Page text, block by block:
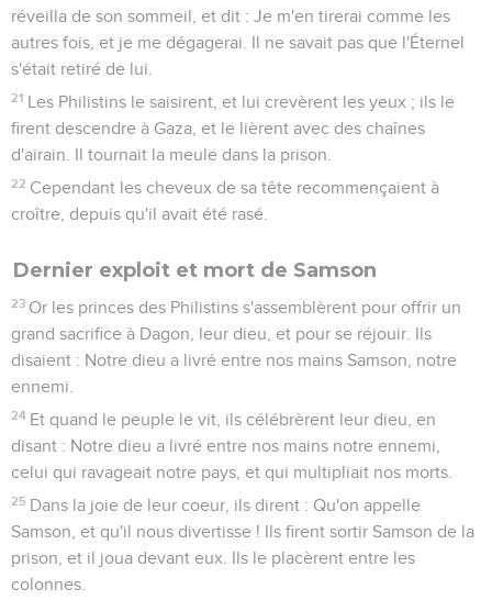
réveilla de son sommeil, et dit : Je m'en tirerai comme les
autres fois, et je me dégagerai. Il ne savait pas que l'Éternel
s'était retiré de lui.
21 Les Philistins le saisirent, et lui crevèrent les yeux ; ils le
firent descendre à Gaza, et le lièrent avec des chaînes
d'airain. Il tournait la meule dans la prison.
22 Cependant les cheveux de sa tête recommençaient à
croître, depuis qu'il avait été rasé.
Dernier exploit et mort de Samson
23 Or les princes des Philistins s'assemblèrent pour offrir un
grand sacrifice à Dagon, leur dieu, et pour se réjouir. Ils
disaient : Notre dieu a livré entre nos mains Samson, notre
ennemi.
24 Et quand le peuple le vit, ils célébrèrent leur dieu, en
disant : Notre dieu a livré entre nos mains notre ennemi,
celui qui ravageait notre pays, et qui multipliait nos morts.
25 Dans la joie de leur coeur, ils dirent : Qu'on appelle
Samson, et qu'il nous divertisse ! Ils firent sortir Samson de la
prison, et il joua devant eux. Ils le placèrent entre les
colonnes.